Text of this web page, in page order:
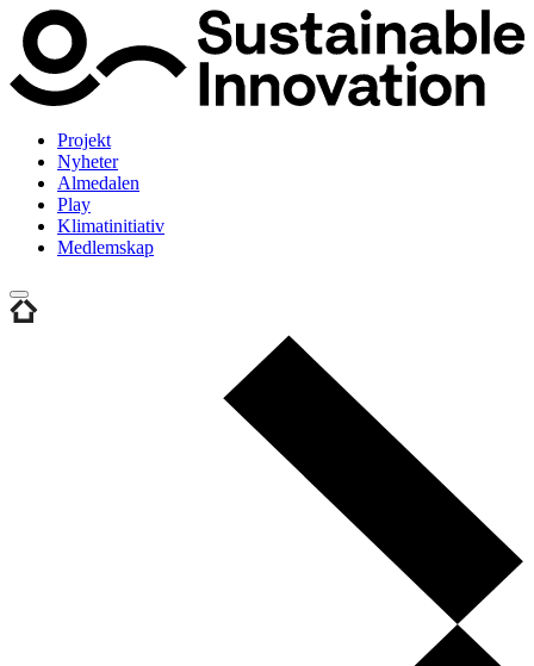
Projekt
Nyheter
Almedalen
Play
Klimatinitiativ
Medlemskap